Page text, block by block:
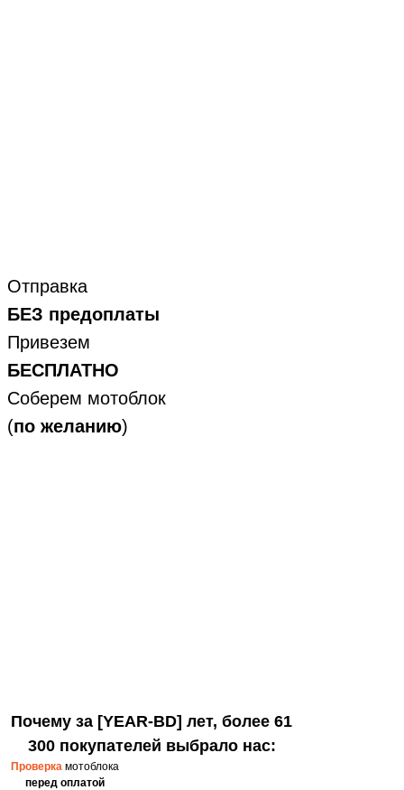
Отправка
БЕЗ предоплаты
Привезем
БЕСПЛАТНО
Соберем мотоблок
(по желанию)
Почему за [YEAR-BD] лет, более 61
300 покупателей выбрало нас:
Проверка мотоблока
перед оплатой